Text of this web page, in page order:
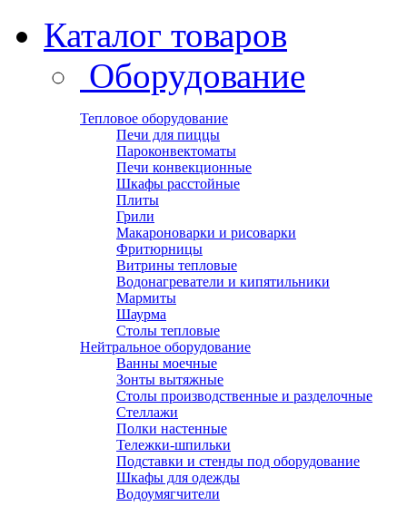
Каталог товаров
Оборудование
Тепловое оборудование
Печи для пиццы
Пароконвектоматы
Печи конвекционные
Шкафы расстойные
Плиты
Грили
Макароноварки и рисоварки
Фритюрницы
Витрины тепловые
Водонагреватели и кипятильники
Мармиты
Шаурма
Столы тепловые
Нейтральное оборудование
Ванны моечные
Зонты вытяжные
Столы производственные и разделочные
Стеллажи
Полки настенные
Тележки-шпильки
Подставки и стенды под оборудование
Шкафы для одежды
Водоумягчители